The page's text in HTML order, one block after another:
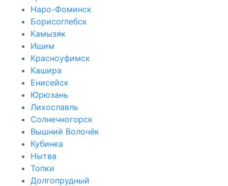
Наро-Фоминск
Борисоглебск
Камызяк
Ишим
Красноуфимск
Кашира
Енисейск
Юрюзань
Лихославль
Солнечногорск
Вышний Волочёк
Кубинка
Нытва
Топки
Долгопрудный